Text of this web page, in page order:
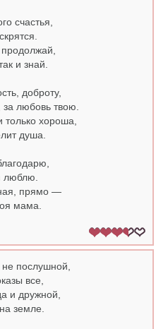
счастья,
и знай.
доброту,
любовь твою.
только хороша,
душа.
люблю.
прямо —
мама.
послушной,
все,
и дружной,
земле.